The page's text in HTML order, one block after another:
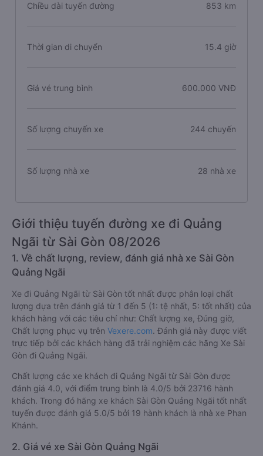
Chiều dài tuyến đường 853 km
Thời gian di chuyển 15.4 giờ
Giá vé trung bình 600.000 VNĐ
Số lượng chuyến xe 244 chuyến
Số lượng nhà xe 28 nhà xe
Giới thiệu tuyến đường xe đi Quảng
Ngãi từ Sài Gòn 08/2026
1. Về chất lượng, review, đánh giá nhà xe Sài Gòn
Quảng Ngãi
Xe đi Quảng Ngãi từ Sài Gòn tốt nhất được phân loại chất
lượng dựa trên đánh giá từ 1 đến 5 (1: tệ nhất, 5: tốt nhất) của
khách hàng với các tiêu chí như: Chất lượng xe, Đúng giờ,
Chất lượng phục vụ trên Vexere.com. Đánh giá này được viết
trực tiếp bởi các khách hàng đã trải nghiệm các hãng Xe Sài
Gòn đi Quảng Ngãi.
Chất lượng các xe khách đi Quảng Ngãi từ Sài Gòn được
đánh giá 4.0, với điểm trung bình là 4.0/5 bởi 23716 hành
khách. Trong đó hãng xe khách Sài Gòn Quảng Ngãi tốt nhất
tuyến được đánh giá 5.0/5 bởi 19 hành khách là nhà xe Phan
Khánh.
2. Giá vé xe Sài Gòn Quảng Ngãi